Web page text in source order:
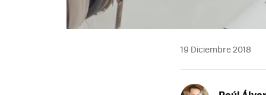
19 Diciembre 2018